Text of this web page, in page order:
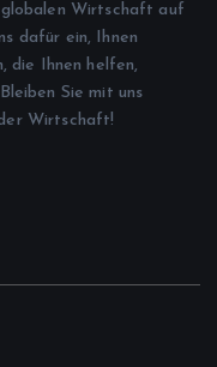
Wirtschaft auf
dafür ein, Ihnen
die Ihnen helfen,
Sie mit uns
Wirtschaft!